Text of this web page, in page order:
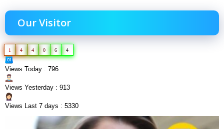
Our Visitor
1 4 4 0 6 4
Views Today : 796
Views Yesterday : 913
Views Last 7 days : 5330